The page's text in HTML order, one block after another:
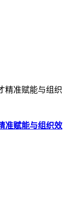
准赋能与组织效